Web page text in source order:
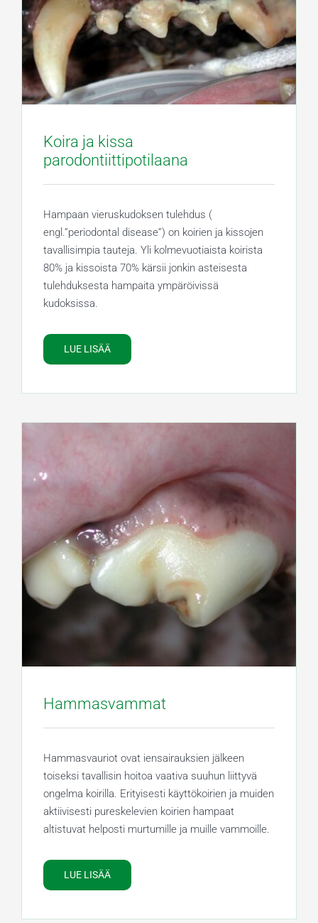
Koira ja kissa
parodontiittipotilaana
Hampaan vieruskudoksen tulehdus (
engl.”periodontal disease”) on koirien ja kissojen
tavallisimpia tauteja. Yli kolmevuotiaista koirista
80% ja kissoista 70% kärsii jonkin asteisesta
tulehduksesta hampaita ympäröivissä
kudoksissa.
LUE LISÄÄ
Hammasvammat
Hammasvauriot ovat iensairauksien jälkeen
toiseksi tavallisin hoitoa vaativa suuhun liittyvä
ongelma koirilla. Erityisesti käyttökoirien ja muiden
aktiivisesti pureskelevien koirien hampaat
altistuvat helposti murtumille ja muille vammoille.
LUE LISÄÄ